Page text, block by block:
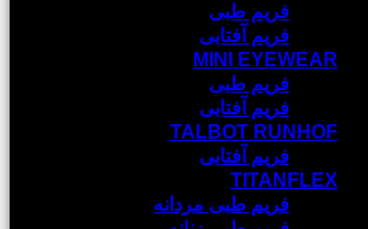
فریم طبی
فریم آفتابی
MINI EYEWEAR
فریم طبی
فریم آفتابی
TALBOT RUNHOF
فریم آفتابی
TITANFLEX
فریم طبی مردانه